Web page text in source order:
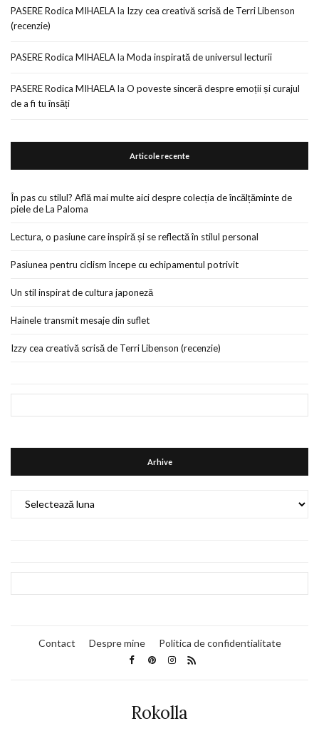
PASERE Rodica MIHAELAla Izzy cea creativă scrisă de Terri Libenson
(recenzie)
PASERE Rodica MIHAELAla Moda inspirată de universul lecturii
PASERE Rodica MIHAELAla O poveste sinceră despre emoții și curajul
de a fi tu însăți
Articole recente
În pas cu stilul? Află mai multe aici despre colecția de încălțăminte de
piele de La Paloma
Lectura, o pasiune care inspiră și se reflectă în stilul personal
Pasiunea pentru ciclism începe cu echipamentul potrivit
Un stil inspirat de cultura japoneză
Hainele transmit mesaje din suflet
Izzy cea creativă scrisă de Terri Libenson (recenzie)
Arhive
Contact Despre mine Politica de confidentialitate
Rokolla